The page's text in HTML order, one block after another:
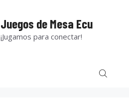
Juegos de Mesa Ecu
¡Jugamos para conectar!